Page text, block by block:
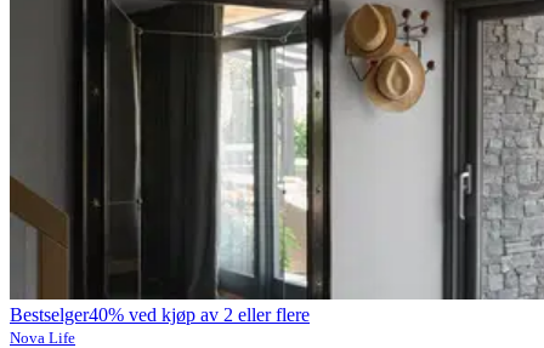
Bestselger40% ved kjøp av 2 eller flere
Nova Life